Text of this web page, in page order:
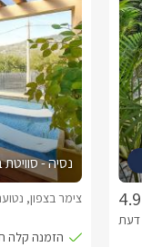
נסיה -
צימר בצפון,